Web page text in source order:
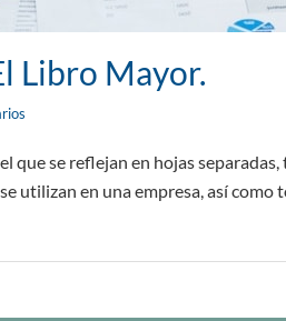
Libro Mayor.
que se reflejan en hojas
utilizan en una empresa, así